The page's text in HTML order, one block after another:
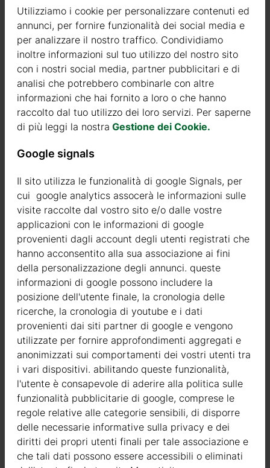
Gentilmente nota che questo metodo di pagamento è valido solo
per il saldo dell’ordine e non può essere utilizzato per effettuare il
deposito iniziale.
Ti chiediamo di inviarci una copia o una foto dell’assegno
circolare prima della spedizione della merce, mentre l’originale
dell’assegno dovrà essere consegnato al corriere al momento
della consegna.
Politica di Rimborso
Hai la possibilità di annullare il tuo ordine entro 14 giorni dalla
consegna e ricevere un rimborso per l’importo dell’ordine, esclusi
i costi di spedizione e le spese amministrative.
Per ulteriori informazioni o per qualsiasi domanda aggiuntiva, ti
invitiamo a contattare il nostro ufficio vendite al numero
+390685871533o via email all’indirizzoinfo@galanis.it
lieti di fornire assistenza e rispondere a tutte le tue domande.
Saremo felici di assisterti.
Utilizziamo i cookie per personalizzare contenuti ed
annunci, per fornire funzionalità dei social media e
per analizzare il nostro traffico. Condividiamo
inoltre informazioni sul tuo utilizzo del nostro sito
con i nostri social media, partner pubblicitari e di
analisi che potrebbero combinarle con altre
informazioni che hai fornito a loro o che hanno
raccolto dal tuo utilizzo dei loro servizi. Per saperne
di più leggi la nostra Gestione dei Cookie.
Google signals
Il sito utilizza le funzionalità di google Signals, per
cui google analytics assocerà le informazioni sulle
visite raccolte dal vostro sito e/o dalle vostre
applicazioni con le informazioni di google
provenienti dagli account degli utenti registrati che
hanno acconsentito alla sua associazione ai fini
della personalizzazione degli annunci. queste
informazioni di google possono includere la
posizione dell'utente finale, la cronologia delle
ricerche, la cronologia di youtube e i dati
provenienti dai siti partner di google e vengono
utilizzate per fornire approfondimenti aggregati e
anonimizzati sui comportamenti dei vostri utenti tra
i vari dispositivi. abilitando queste funzionalità,
l'utente è consapevole di aderire alla politica sulle
funzionalità pubblicitarie di google, comprese le
regole relative alle categorie sensibili, di disporre
delle necessarie informative sulla privacy e dei
diritti dei propri utenti finali per tale associazione e
che tali dati possono essere accessibili o eliminati